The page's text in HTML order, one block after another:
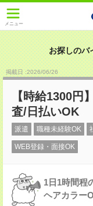
メニュー
お探しのバ
掲載日 :2026/06/26
【時給1300円
査/日払いOK
派遣 職種未経験OK
WEB登録・面接OK
1日1時間程
ヘアカラー